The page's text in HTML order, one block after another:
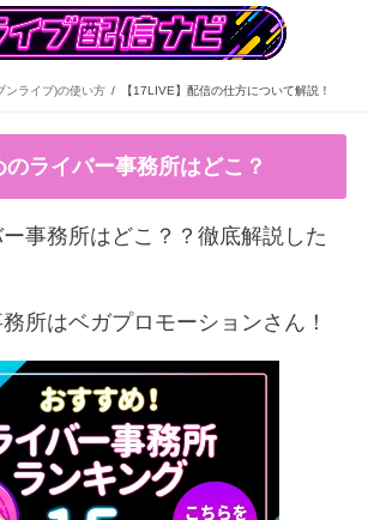
ンライブ)の使い方 【17LIVE】配信の仕方について解説！
のライバー事務所はどこ？
事務所はどこ？？徹底解説した
所はベガプロモーションさん！